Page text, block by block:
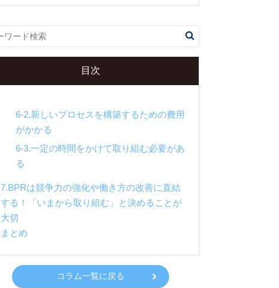
目次
る
6-2.新しいプロセスを構築するための費用
がかかる
6-3.一定の時間をかけて取り組む必要があ
る
7.BPRは競争力の強化や働き方の改善に直結
する！「いまから取り組む」と決めることが
大切
まとめ
コラム一覧に戻る